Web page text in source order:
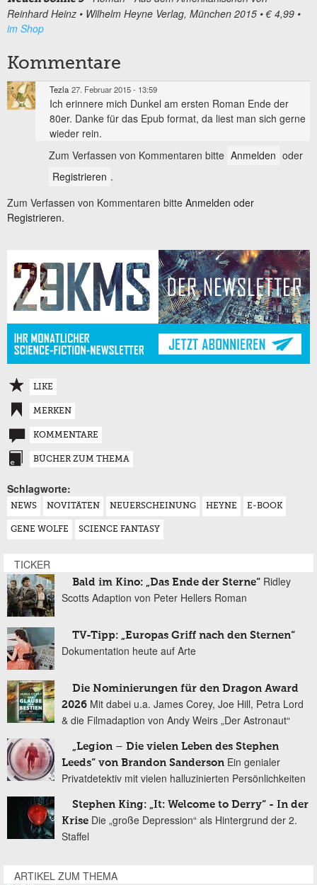
Reinhard Heinz • Wilhelm Heyne Verlag, München 2015 • € 4,99 •
im Shop
Kommentare
Tezla 27. Februar 2015 - 13:59
Ich erinnere mich Dunkel am ersten Roman Ende der
80er. Danke für das Epub format, da liest man sich gerne
wieder rein.
Zum Verfassen von Kommentaren bitte Anmelden oder
Registrieren .
Zum Verfassen von Kommentaren bitte Anmelden oder
Registrieren.
LIKE
MERKEN
KOMMENTARE
BÜCHER ZUM THEMA
Schlagworte:
NEWS NOVITÄTEN NEUERSCHEINUNG HEYNE E-BOOK
GENE WOLFE SCIENCE FANTASY
TICKER
Bald im Kino: „Das Ende der Sterne“ Ridley
Scotts Adaption von Peter Hellers Roman
TV-Tipp: „Europas Griff nach den Sternen“
Dokumentation heute auf Arte
Die Nominierungen für den Dragon Award
2026 Mit dabei u.a. James Corey, Joe Hill, Petra Lord
& die Filmadaption von Andy Weirs „Der Astronaut“
„Legion – Die vielen Leben des Stephen
Leeds“ von Brandon Sanderson Ein genialer
Privatdetektiv mit vielen halluzinierten Persönlichkeiten
Stephen King: „It: Welcome to Derry“ - In der
Krise Die „große Depression“ als Hintergrund der 2.
Staffel
ARTIKEL ZUM THEMA